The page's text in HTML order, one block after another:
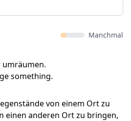
Manchmal
umräumen.
something.
von einem Ort zu
einen anderen Ort zu bringen,